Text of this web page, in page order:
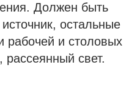
Должен быть
остальные
рабочей и столовых
свет.